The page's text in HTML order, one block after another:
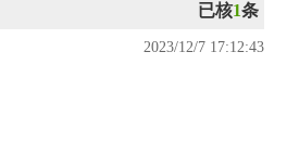
已核1条
2023/12/7 17:12:43